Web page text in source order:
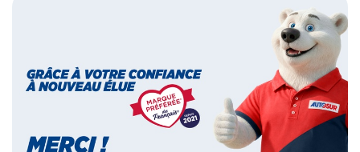
français